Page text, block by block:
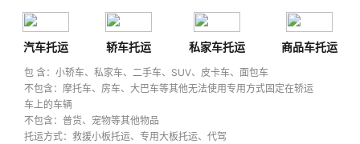
汽车托运 轿车托运 私家车托运 商品车托运
包 含：小轿车、私家车、二手车、SUV、皮卡车、面包车
不包含：摩托车、房车、大巴车等其他无法使用专用方式固定在轿运
车上的车辆
不包含：普货、宠物等其他物品
托运方式：救援小板托运、专用大板托运、代驾